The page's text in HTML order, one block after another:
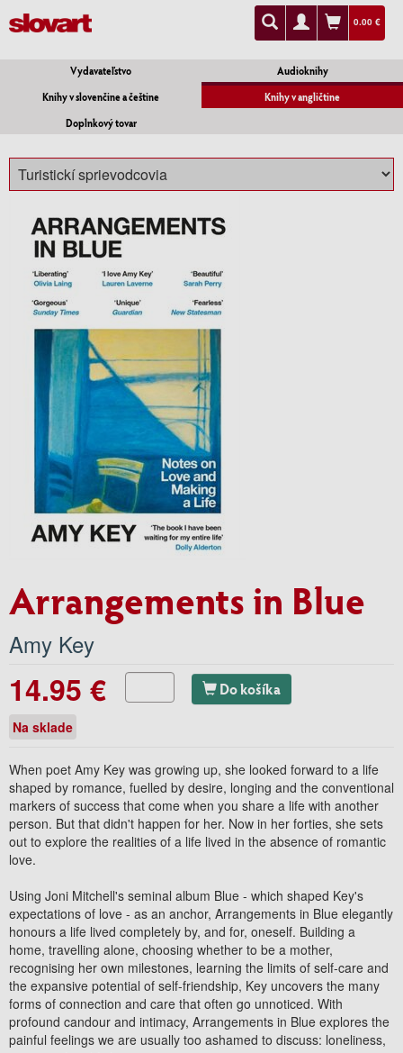
0.00 €
Vydavateľstvo
Audioknihy
Knihy v slovenčine a češtine
Knihy v angličtine
Doplnkový tovar
Arrangements in Blue
Amy Key
14.95 € Do košíka
Na sklade
When poet Amy Key was growing up, she looked forward to a life
shaped by romance, fuelled by desire, longing and the conventional
markers of success that come when you share a life with another
person. But that didn't happen for her. Now in her forties, she sets
out to explore the realities of a life lived in the absence of romantic
love.
Using Joni Mitchell's seminal album Blue - which shaped Key's
expectations of love - as an anchor, Arrangements in Blue elegantly
honours a life lived completely by, and for, oneself. Building a
home, travelling alone, choosing whether to be a mother,
recognising her own milestones, learning the limits of self-care and
the expansive potential of self-friendship, Key uncovers the many
forms of connection and care that often go unnoticed. With
profound candour and intimacy, Arrangements in Blue explores the
painful feelings we are usually too ashamed to discuss: loneliness,